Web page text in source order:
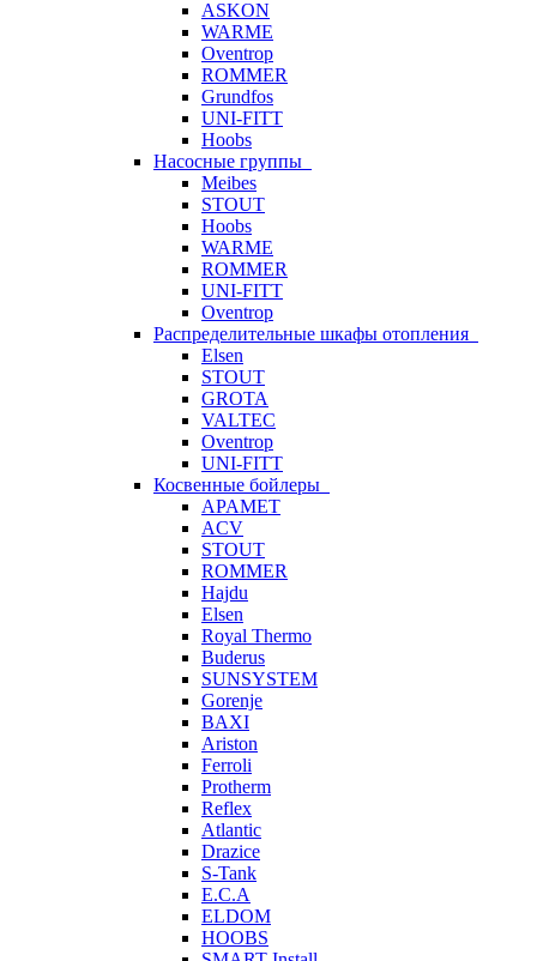
ASKON
WARME
Oventrop
ROMMER
Grundfos
UNI-FITT
Hoobs
Насосные группы
Meibes
STOUT
Hoobs
WARME
ROMMER
UNI-FITT
Oventrop
Распределительные шкафы отопления
Elsen
STOUT
GROTA
VALTEC
Oventrop
UNI-FITT
Косвенные бойлеры
APAMET
ACV
STOUT
ROMMER
Hajdu
Elsen
Royal Thermo
Buderus
SUNSYSTEM
Gorenje
BAXI
Ariston
Ferroli
Protherm
Reflex
Atlantic
Drazice
S-Tank
E.C.A
ELDOM
HOOBS